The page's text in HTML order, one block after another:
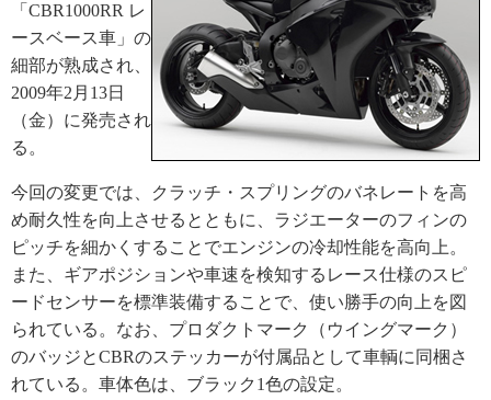
「CBR1000RR レ
ースベース車」の
細部が熟成され、
2009年2月13日
（金）に発売され
る。
今回の変更では、クラッチ・スプリングのバネレートを高
め耐久性を向上させるとともに、ラジエーターのフィンの
ピッチを細かくすることでエンジンの冷却性能を高向上。
また、ギアポジションや車速を検知するレース仕様のスピ
ードセンサーを標準装備することで、使い勝手の向上を図
られている。なお、プロダクトマーク（ウイングマーク）
のバッジとCBRのステッカーが付属品として車輌に同梱さ
れている。車体色は、ブラック1色の設定。